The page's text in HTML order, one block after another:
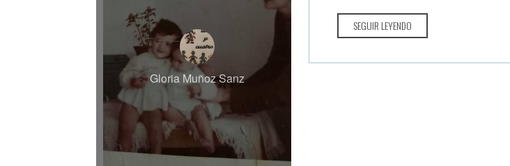
Gloria Muñoz Sanz
SEGUIR LEYENDO